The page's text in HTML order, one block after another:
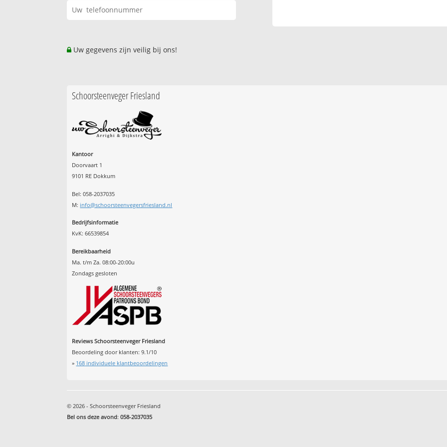
Uw gegevens zijn veilig bij ons!
Schoorsteenveger Friesland
Kantoor
Doorvaart 1
9101 RE Dokkum
Bel: 058-2037035
M: info@schoorsteenvegersfriesland.nl
Bedrijfsinformatie
KvK: 66539854
Bereikbaarheid
Ma. t/m Za. 08:00-20:00u
Zondags gesloten
Reviews Schoorsteenveger Friesland
Beoordeling door klanten:9.1/10
» 168 individuele klantbeoordelingen
© 2026 - Schoorsteenveger Friesland
Bel ons deze avond:058-2037035